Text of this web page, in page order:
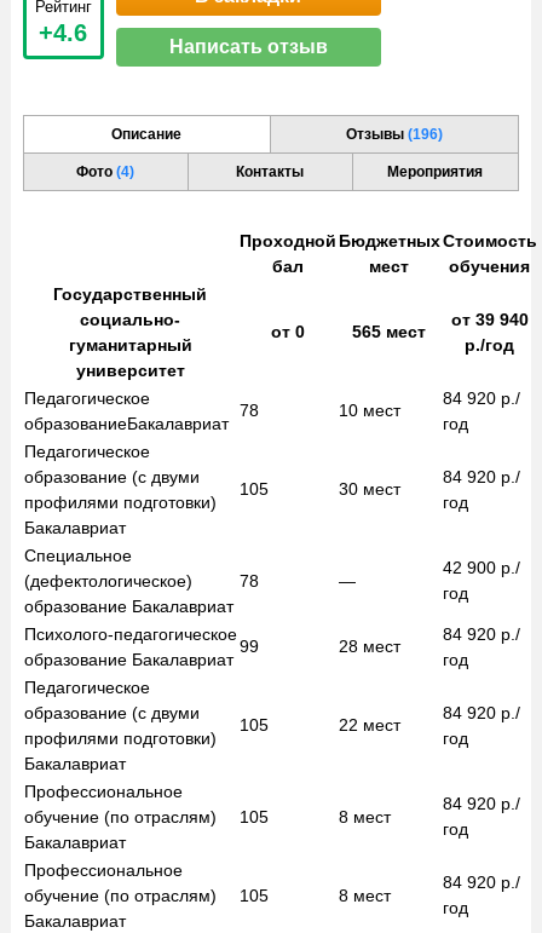
Рейтинг
+4.6
Написать отзыв
Описание Отзывы (196)
Фото(4) Контакты Мероприятия
Проходной
бал
Бюджетных
мест
Стоимость
обучения
Государственный
социально-
гуманитарный
университет
от0 565 мест
от39 940
р./год
Педагогическое
образованиеБакалавриат
78 10 мест
84 920 р./
год
Педагогическое
образование (с двуми
профилями подготовки)
Бакалавриат
105 30 мест
84 920 р./
год
Специальное
(дефектологическое)
образование Бакалавриат
78 —
42 900 р./
год
Психолого-педагогическое
образование Бакалавриат
99 28 мест
84 920 р./
год
Педагогическое
образование (с двуми
профилями подготовки)
Бакалавриат
105 22 мест
84 920 р./
год
Профессиональное
обучение (по отраслям)
Бакалавриат
105 8 мест
84 920 р./
год
Профессиональное
обучение (по отраслям)
Бакалавриат
105 8 мест
84 920 р./
год